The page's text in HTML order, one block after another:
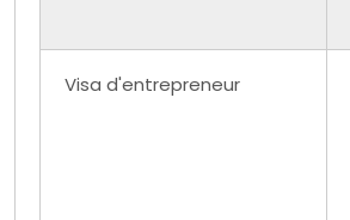
Visa d'entrepreneur